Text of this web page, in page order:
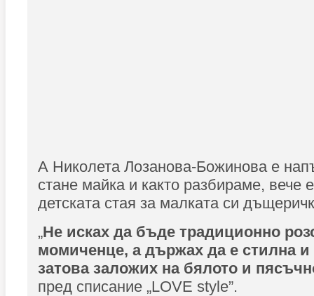
А Николета Лозанова-Божинова е
стане майка и както разбираме, вече
детската стая за малката си
„Не исках да бъде традиционно
момиченце, а държах да е стилна и
затова заложих на бялото и
пред списание „LOVE style”.